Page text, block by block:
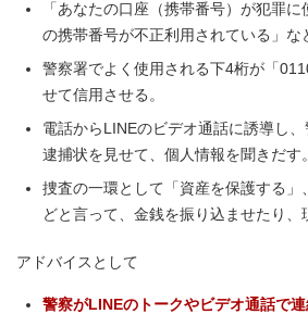
「あなたの口座（携帯番号）が犯罪
の携帯番号が不正利用されている」な
警察署でよく使用される下4桁が「
せて信用させる。
電話からLINEのビデオ通話に誘導し、
逮捕状を見せて、個人情報を聞きだす。
捜査の一環として「資産を保護する」
どと言って、金銭を振り込ませたり、
アドバイスとして
警察がLINEのトークやビデオ通話で